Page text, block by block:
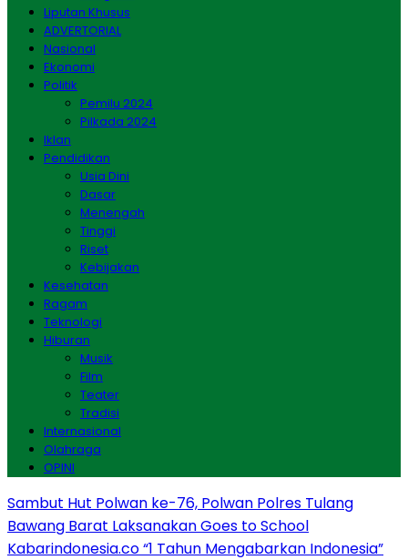
Liputan Khusus
ADVERTORIAL
Nasional
Ekonomi
Politik
Pemilu 2024
Pilkada 2024
Iklan
Pendidikan
Usia Dini
Dasar
Menengah
Tinggi
Riset
Kebijakan
Kesehatan
Ragam
Teknologi
Hiburan
Musik
Film
Teater
Tradisi
Internasional
Olahraga
OPINI
Sambut Hut Polwan ke-76, Polwan Polres Tulang
Bawang Barat Laksanakan Goes to School
Kabarindonesia.co “1 Tahun Mengabarkan Indonesia”